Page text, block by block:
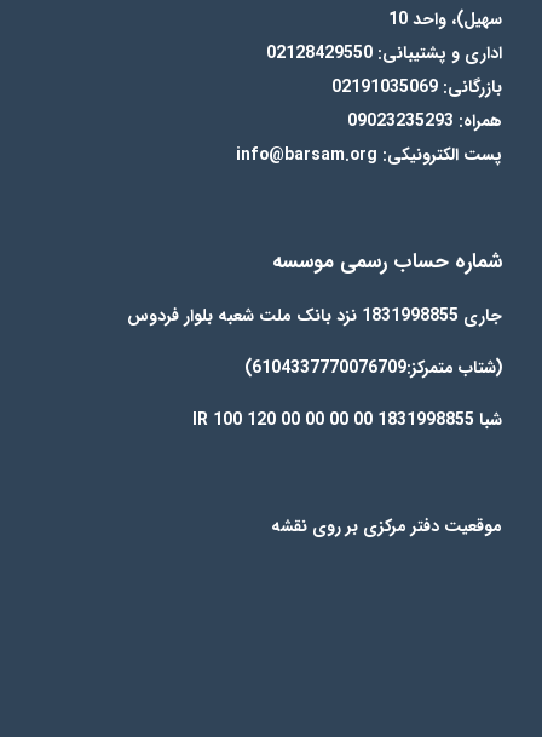
سهیل)، واحد 10
اداری و پشتیبانی: 02128429550
بازرگانی: 02191035069
همراه: 09023235293
پست الکترونیکی: info@barsam.org
شماره حساب رسمی موسسه
جاری 1831998855 نزد بانک ملت شعبه بلوار فردوس
(شتاب متمرکز:6104337770076709)
شبا IR 100 120 00 00 00 00 1831998855
موقعیت دفتر مرکزی بر روی نقشه